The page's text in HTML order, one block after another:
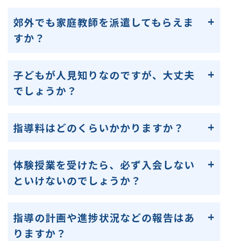
郊外でも家庭教師を派遣してもらえま
すか？
子どもが人見知りなのですが、大丈夫
でしょうか？
指導料はどのくらいかかりますか？
体験授業を受けたら、必ず入会しない
といけないのでしょうか？
指導の計画や進捗状況などの報告はあ
りますか？